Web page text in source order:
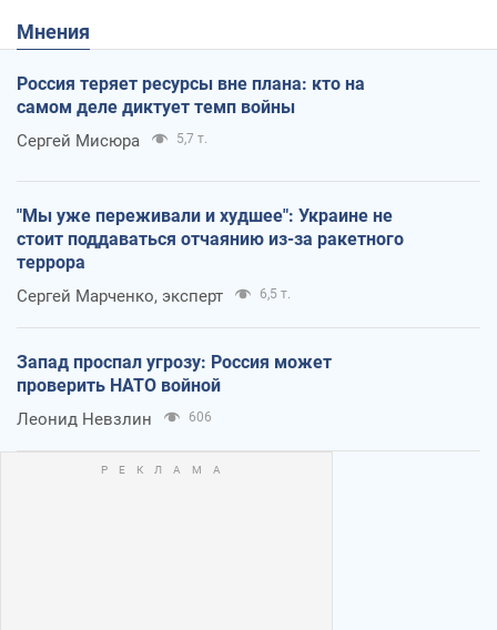
Мнения
Россия теряет ресурсы вне плана: кто на
самом деле диктует темп войны
Сергей Мисюра 5,7 т.
"Мы уже переживали и худшее": Украине не
стоит поддаваться отчаянию из-за ракетного
террора
Сергей Марченко, эксперт 6,5 т.
Запад проспал угрозу: Россия может
проверить НАТО войной
Леонид Невзлин 606